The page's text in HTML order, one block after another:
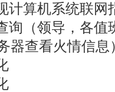
计算机系统联网
询（领导，各值
器查看火情信息